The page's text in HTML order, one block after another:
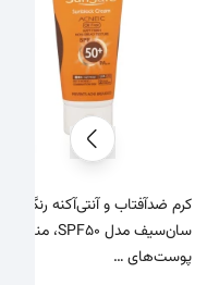
کرم ضدآفتاب و آنتی‌آکنه رنگی
سان‌سیف مدل SPF50، مناسب
پوست‌های …